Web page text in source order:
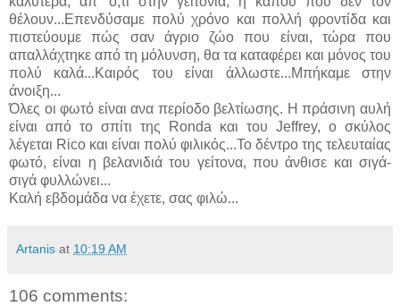
θέλουν...Επενδύσαμε πολύ χρόνο και πολλή φροντίδα και
πιστεύουμε πώς σαν άγριο ζώο που είναι, τώρα που
απαλλάχτηκε από τη μόλυνση, θα τα καταφέρει και μόνος του
πολύ καλά...Καιρός του είναι άλλωστε...Μπήκαμε στην
άνοιξη...
Όλες οι φωτό είναι ανα περίοδο βελτίωσης. Η πράσινη αυλή
είναι από το σπίτι της Ronda και του Jeffrey, ο σκύλος
λέγεται Rico και είναι πολύ φιλικός...Το δέντρο της τελευταίας
φωτό, είναι η βελανιδιά του γείτονα, που άνθισε και σιγά-
σιγά φυλλώνει...
Καλή εβδομάδα να έχετε, σας φιλώ...
Artanis at 10:19 AM
106 comments: